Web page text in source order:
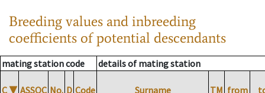
Breeding values and inbreeding
coefficients of potential descendants
mating station code details of mating station
C ▼ ASSOC No. D Code Surname TM from